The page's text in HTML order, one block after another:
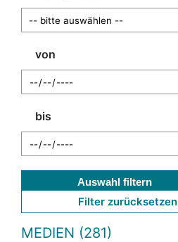
von
bis
Auswahl filtern
Filter zurücksetzen
MEDIEN (281)